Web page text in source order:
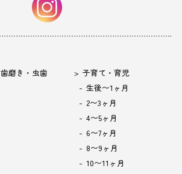
歯磨き・虫歯
子育て・育児
生後〜1ヶ月
2〜3ヶ月
4〜5ヶ月
6〜7ヶ月
8〜9ヶ月
10〜11ヶ月